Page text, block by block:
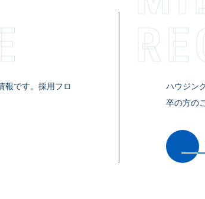
報です。採用フロ
ハウジン
卒の方の